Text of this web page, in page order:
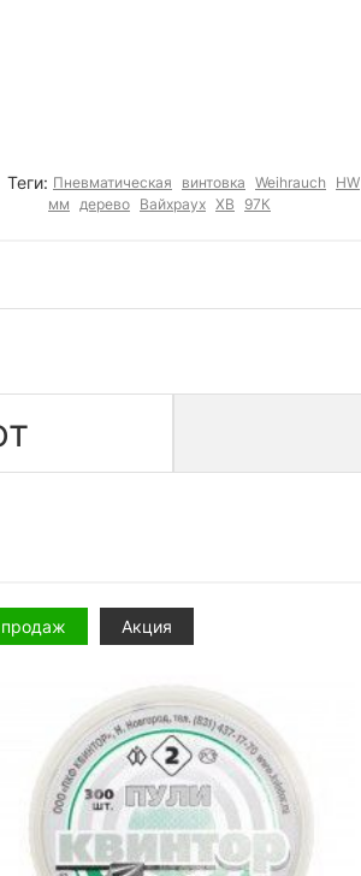
Теги: Пневматическая винтовка Weihrauch HW
мм
дерево Вайхраух ХВ 97К
продаж Акция